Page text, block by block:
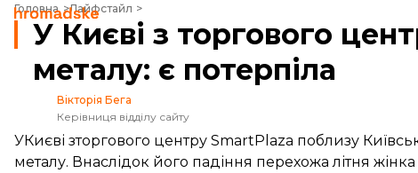
Головна Лайфстайл
У Києві з торгового центру зірвало лист металу: є потерпіла
У Києві з торгового
металу: є потерпіла
Вікторія Бега
Керівниця відділу сайту
УКиєві зторгового центру SmartPlaza поблизу
металу. Внаслідок його падіння перехожа літня